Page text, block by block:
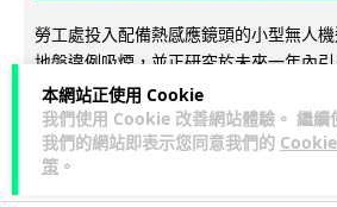
本網站正使用 Cookie
我們使用 Cookie 改善網站體驗。 繼續
我們的網站即表示您同意我們的
策 。
勞工處投入配備熱感應鏡頭的小型無人
地盤違例吸煙，並正研究於未來一年內
分析功能，結合三大技術進一...
246 55 ↗ 分享